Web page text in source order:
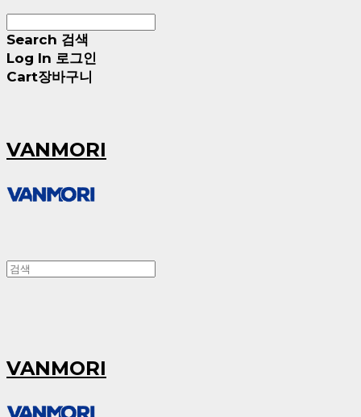
Search 검색
Log In 로그인
Cart장바구니
VANMORI
VANMORI